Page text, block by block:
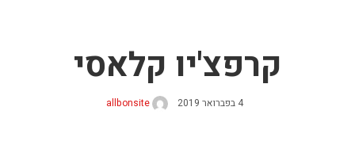
קרפצ'יו קלאסי
4 בפברואר 2019 allbonsite